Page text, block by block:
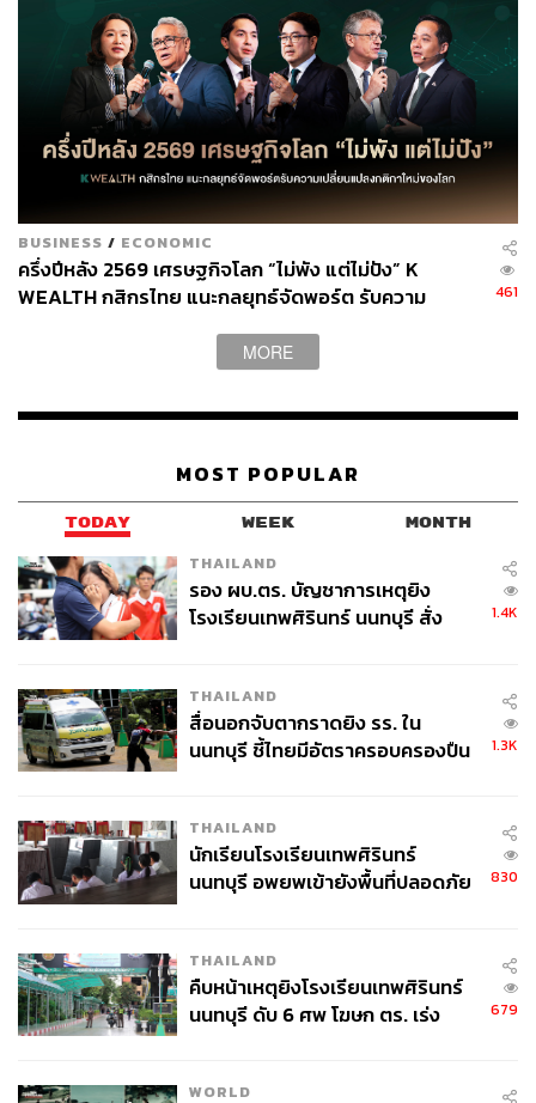
BUSINESS / ECONOMIC
ครึ่งปีหลัง 2569 เศรษฐกิจโลก “ไม่พัง แต่ไม่ปัง” K
WEALTH กสิกรไทย แนะกลยุทธ์จัดพอร์ต รับความ
461
MORE
MOST POPULAR
TODAY WEEK MONTH
THAILAND
รอง ผบ.ตร. บัญชาการเหตุยิง
โรงเรียนเทพศิรินทร์ นนทบุรี สั่ง
1.4K
THAILAND
สื่อนอกจับตากราดยิง รร. ใน
นนทบุรี ชี้ไทยมีอัตราครอบครองปืน
1.3K
THAILAND
นักเรียนโรงเรียนเทพศิรินทร์
นนทบุรี อพยพเข้ายังพื้นที่ปลอดภัย
830
THAILAND
คืบหน้าเหตุยิงโรงเรียนเทพศิรินทร์
นนทบุรี ดับ 6 ศพ โฆษก ตร. เร่ง
679
WORLD